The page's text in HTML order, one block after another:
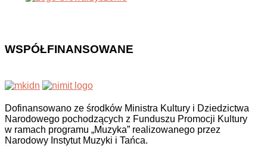
WSPÓŁFINANSOWANE
Dofinansowano ze środków Ministra Kultury i Dziedzictwa
Narodowego pochodzących z Funduszu Promocji Kultury
w ramach programu „Muzyka” realizowanego przez
Narodowy Instytut Muzyki i Tańca.